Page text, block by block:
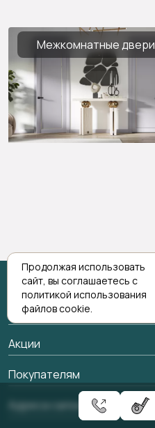
Межкомнатные двери
Каталог
Межкомнатные двери
Межкомнатные перегородки
Алюминиевые двери
Акции
Акции компании
Покупателям
Доставка
Адреса салонов
Продолжая использовать
сайт, вы соглашаетесь с
политикой использования
файлов cookie.